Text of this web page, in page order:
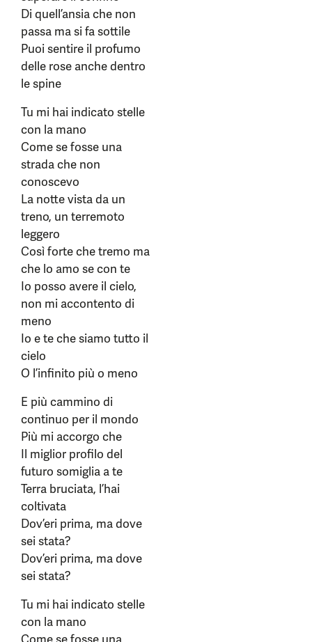
Di quell’ansia che non
passa ma si fa sottile
Puoi sentire il profumo
delle rose anche dentro
le spine
Tu mi hai indicato stelle
con la mano
Come se fosse una
strada che non
conoscevo
La notte vista da un
treno, un terremoto
leggero
Così forte che tremo ma
che lo amo se con te
Io posso avere il cielo,
non mi accontento di
meno
Io e te che siamo tutto il
cielo
O l’infinito più o meno
E più cammino di
continuo per il mondo
Più mi accorgo che
Il miglior profilo del
futuro somiglia a te
Terra bruciata, l’hai
coltivata
Dov’eri prima, ma dove
sei stata?
Dov’eri prima, ma dove
sei stata?
Tu mi hai indicato stelle
con la mano